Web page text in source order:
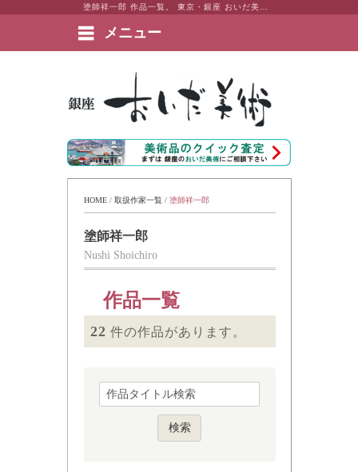
メニュー
絵画など美術品の販売と買取 | 東京・銀座 おいだ美術
HOME / 取扱作家一覧 / 塗師祥一郎
塗師祥一郎
Nushi Shoichiro
作品一覧
22 件の作品があります。